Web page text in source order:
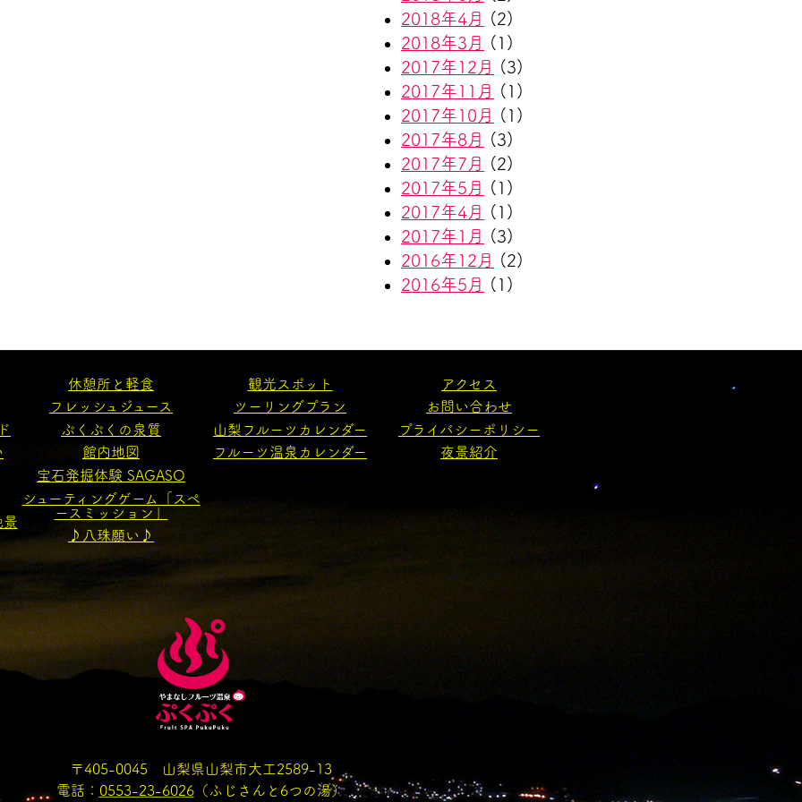
2018年4月
(2)
2018年3月
(1)
2017年12月
(3)
2017年11月
(1)
2017年10月
(1)
2017年8月
(3)
2017年7月
(2)
2017年5月
(1)
2017年4月
(1)
2017年1月
(3)
2016年12月
(2)
2016年5月
(1)
景
休憩所と軽食
フレッシュジュース
ぷくぷくの泉質
館内地図
宝石発掘体験 SAGASO
シューティングゲーム「スペ
ースミッション」
♪八珠願い♪
観光スポット
ツーリングプラン
山梨フルーツカレンダー
フルーツ温泉カレンダー
アクセス
お問い合わせ
プライバシーポリシー
夜景紹介
〒405-0045 山梨県山梨市大工2589-13
電話： 0553-23-6026（ふじさんと6つの湯）